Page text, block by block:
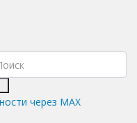
через MAX